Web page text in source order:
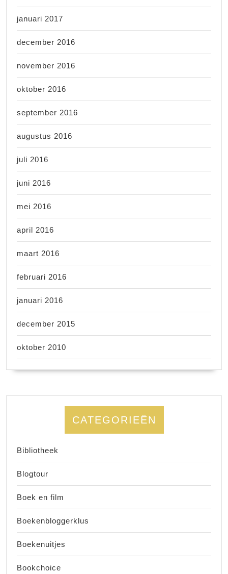
januari 2017
december 2016
november 2016
oktober 2016
september 2016
augustus 2016
juli 2016
juni 2016
mei 2016
april 2016
maart 2016
februari 2016
januari 2016
december 2015
oktober 2010
CATEGORIEËN
Bibliotheek
Blogtour
Boek en film
Boekenbloggerklus
Boekenuitjes
Bookchoice